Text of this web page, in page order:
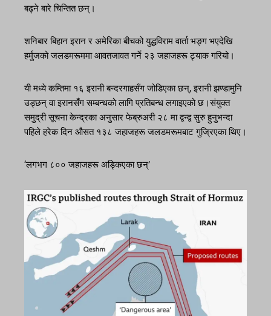
बढ्ने बारे चिन्तित छन्।
शनिबार बिहान इरान र अमेरिका बीचको युद्धविराम वार्ता भङ्ग भएदेखि
हर्मुजको जलडमरूममा आवतजावत गर्ने २३ जहाजहरू ट्र्याक गरियो।
यी मध्ये कम्तिमा १६ इरानी बन्दरगाहसँग जोडिएका छन्, इरानी झण्डामुनि
उड्छन् वा इरानसँग सम्बन्धको लागि प्रतिबन्ध लगाइएको छ।संयुक्त
समुद्री सूचना केन्द्रका अनुसार फेब्रुअरी २८ मा द्वन्द्व सुरु हुनुभन्दा
पहिले हरेक दिन औसत १३८ जहाजहरू जलडमरूमबाट गुज्रिएका थिए।
‘लगभग ८०० जहाजहरू अड्किएका छन्’